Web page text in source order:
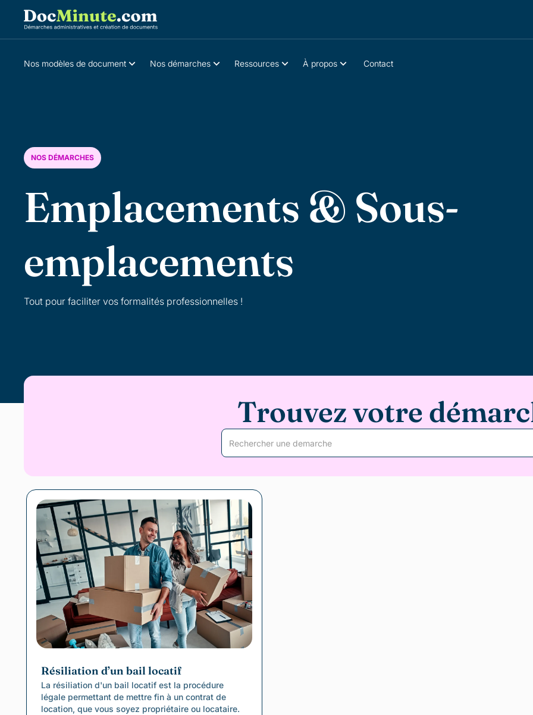
Nos modèles de document Nos démarches Ressources À propos Contact
NOS DÉMARCHES
Emplacements & Sous-
emplacements
Tout pour faciliter vos formalités professionnelles !
Trouvez votre
Résiliation d’un bail locatif
La résiliation d'un bail locatif est la procédure
légale permettant de mettre fin à un contrat de
location, que vous soyez propriétaire ou locataire.